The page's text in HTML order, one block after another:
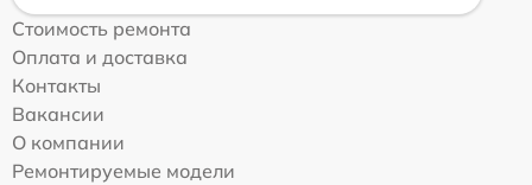
Стоимость ремонта
Оплата и доставка
Контакты
Вакансии
О компании
Ремонтируемые модели